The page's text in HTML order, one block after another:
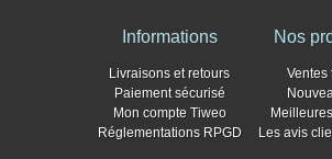
Informations
Livraisons et retours
Paiement sécurisé
Mon compte Tiweo
Réglementations RPGD
Nos
Ventes
Les avis